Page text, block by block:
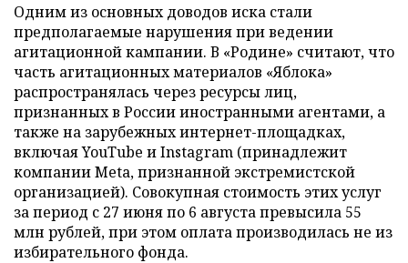
Одним из основных доводов иска стали
предполагаемые нарушения при ведении
агитационной кампании. В «Родине» считают, что
часть агитационных материалов «Яблока»
распространялась через ресурсы лиц,
признанных в России иностранными агентами, а
также на зарубежных интернет-площадках,
включая YouTube и Instagram (принадлежит
компании Meta, признанной экстремистской
организацией). Совокупная стоимость этих услуг
за период с 27 июня по 6 августа превысила 55
млн рублей, при этом оплата производилась не из
избирательного фонда.